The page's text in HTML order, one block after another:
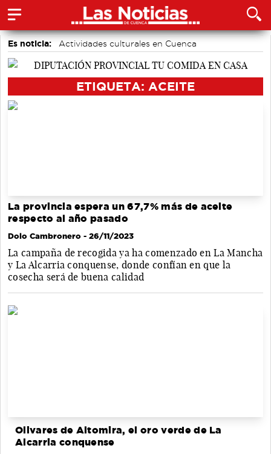
Es noticia:
Actividades culturales en Cuenca
accidentes laborales
ETIQUETA: ACEITE
La provincia espera un 67,7% más de aceite
respecto al año pasado
Dolo Cambronero - 26/11/2023
La campaña de recogida ya ha comenzado en La Mancha
y La Alcarria conquense, donde confían en que la
cosecha será de buena calidad
Olivares de Altomira, el oro verde de La
Alcarria conquense